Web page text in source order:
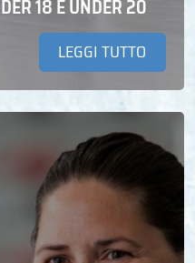
18 E UNDER 20
LEGGI TUTTO